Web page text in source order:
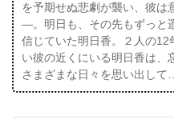
を予期せぬ悲劇が襲い、彼は
―。明日も、その先もずっと
信じていた明日香。２人の
い彼の近くにいる明日香は、
さまざまな日々を思い出して